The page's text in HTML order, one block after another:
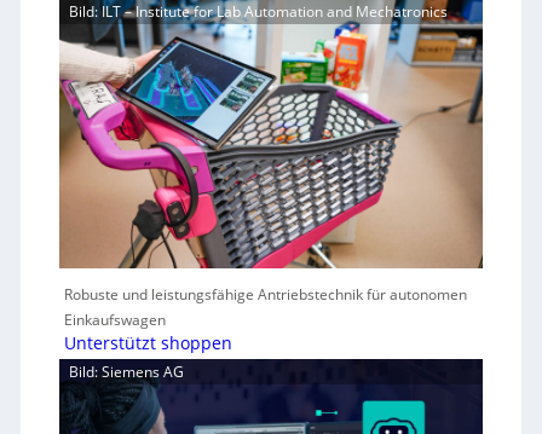
Bild: ILT – Institute for Lab Automation and Mechatronics
Robuste und leistungsfähige Antriebstechnik für autonomen
Einkaufswagen
Unterstützt shoppen
Bild: Siemens AG